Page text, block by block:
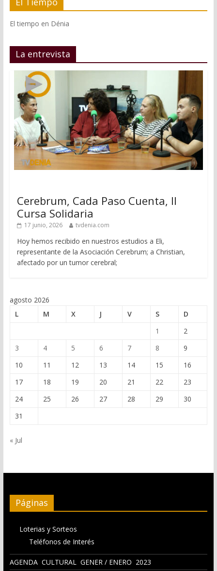
El tiempo en Dénia
La entrevista
Cerebrum, Cada Paso Cuenta, II
Cursa Solidaria
17 junio, 2026 tvdenia.com
Hoy hemos recibido en nuestros estudios a Eli,
representante de la Asociación Cerebrum; a Christian,
afectado por un tumor cerebral;
agosto 2026
L
M X J V S
D
1
2
3
4 5 6 7 8
9
10
11 12 13 14 15
16
17
18 19 20 21 22
23
24
25 26 27 28 29
30
31
« Jul
Páginas
Loterias y Sorteos
Teléfonos de Interés
AGENDA CULTURAL GENER / ENERO 2023